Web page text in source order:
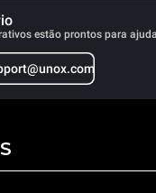
estão prontos para